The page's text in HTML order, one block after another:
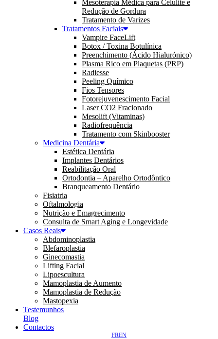
Mesoterapia Médica para Celulite e
Redução de Gordura
Tratamento de Varizes
Tratamentos Faciais
Vampire FaceLift
Botox / Toxina Botulínica
Preenchimento (Ácido Hialurónico)
Plasma Rico em Plaquetas (PRP)
Radiesse
Peeling Químico
Fios Tensores
Fotorejuvenescimento Facial
Laser CO2 Fracionado
Mesolift (Vitaminas)
Radiofrequência
Tratamento com Skinbooster
Medicina Dentária
Estética Dentária
Implantes Dentários
Reabilitação Oral
Ortodontia – Aparelho Ortodôntico
Branqueamento Dentário
Fisiatria
Oftalmologia
Nutrição e Emagrecimento
Consulta de Smart Aging e Longevidade
Casos Reais
Abdominoplastia
Blefaroplastia
Ginecomastia
Lifting Facial
Lipoescultura
Mamoplastia de Aumento
Mamoplastia de Redução
Mastopexia
Testemunhos
Blog
Contactos
EN
FR